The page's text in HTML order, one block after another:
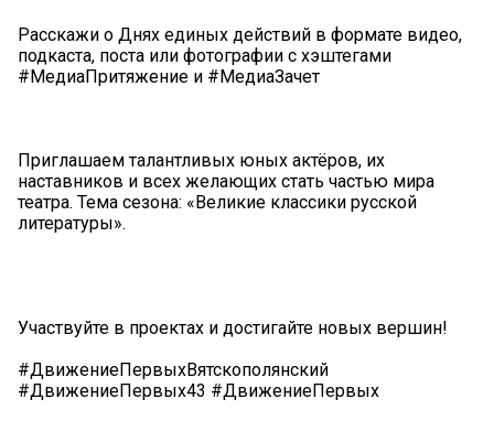
Расскажи о Днях единых действий в формате видео,
подкаста, поста или фотографии с хэштегами
#МедиаПритяжение и #МедиаЗачет
Приглашаем талантливых юных актёров, их
наставников и всех желающих стать частью мира
театра. Тема сезона: «Великие классики русской
литературы».
Участвуйте в проектах и достигайте новых вершин! ️
#ДвижениеПервыхВятскополянский
#ДвижениеПервых43 #ДвижениеПервых